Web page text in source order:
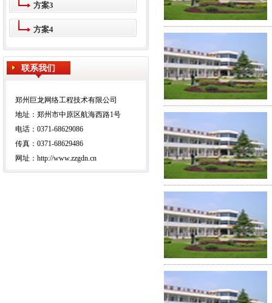
方案3
方案4
联系我们
郑州巨龙网络工程技术有限公司
地址：郑州市中原区航海西路1号
电话：0371-68629086
传真：0371-68629486
网址：http://www.zzgdn.cn